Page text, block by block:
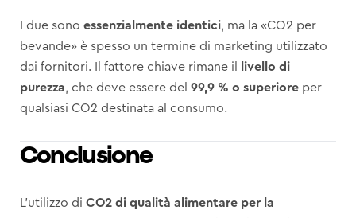
I due sono essenzialmente identici, ma la «CO2 per
bevande» è spesso un termine di marketing utilizzato
dai fornitori. Il fattore chiave rimane il
livello di
purezza, che deve essere del 99,9 % o superioreper
qualsiasi CO2 destinata al consumo.
Conclusione
L’utilizzo di CO2 di qualità alimentare per la